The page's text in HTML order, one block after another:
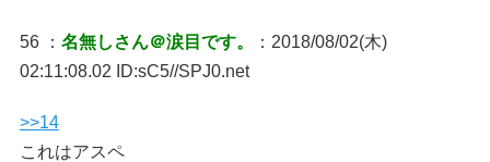
56 ： 名無しさん＠涙目です。
：2018/08/02(木)
02:11:08.02 ID:sC5//SPJ0.net
>>14
これはアスペ